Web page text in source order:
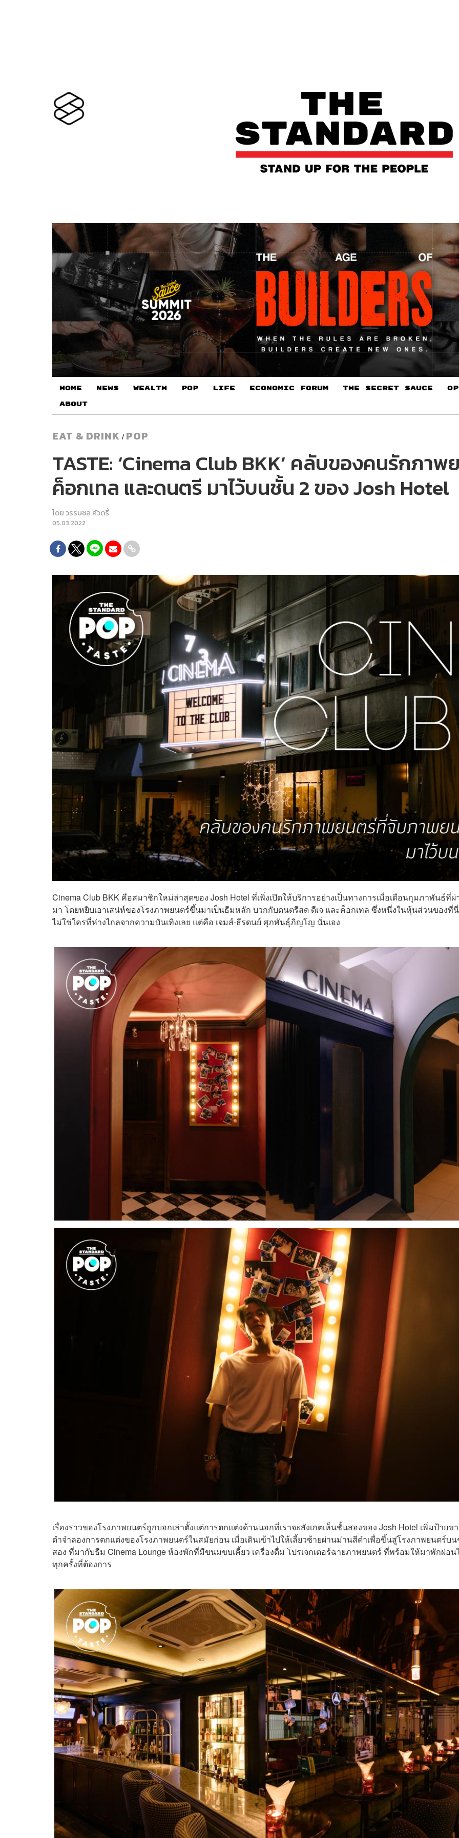
HOME NEWS WEALTH POP LIFE ECONOMIC FORUM THE SECRET SAUCE​
ABOUT
EAT & DRINK / POP
TASTE: ‘Cinema Club BKK’ คลับของคนรักภ
ค็อกเทล และดนตรี มาไว้บนชั้น 2 ของ Josh Hotel
โดยวรรษชล คัวดรี้
05.03.2022
Cinema Club BKK คือสมาชิกใหม่ล่าสุดของ Josh Hotel ที่เพิ่งเปิดให้บริการอย่างเป็นทางการเมื่อเดือนกุมภาพันธ์ที่ผ่
มา โดยหยิบเอาเสน่ห์ของโรงภาพยนตร์ขึ้นมาเป็นธีมหลัก บวกกับดนตรีสด ดีเจ และค็อกเทล ซึ่งหนึ่งในหุ้นส่วนของที่นี่
ไม่ใช่ใครที่ห่างไกลจากความบันเทิงเลย แต่คือ เจมส์-ธีรดนย์ ศุภพันธุ์ภิญโญ นั่นเอง
เรื่องราวของโรงภาพยนตร์ถูกบอกเล่าตั้งแต่การตกแต่งด้านนอกที่เราจะสังเกตเห็นชั้นสองของ Josh Hotel เพิ่มป้ายข
ดำจำลองการตกแต่งของโรงภาพยนตร์ในสมัยก่อน เมื่อเดินเข้าไปให้เลี้ยวซ้ายผ่านม่านสีดำเพื่อขึ้นสู่โรงภาพยนตร์บ
สอง ที่มากับธีม Cinema Lounge ห้องพักที่มีขนมขบเคี้ยว เครื่องดื่ม โปรเจกเตอร์ฉายภาพยนตร์ ที่พร้อมให้มาพักผ่อน
ทุกครั้งที่ต้องการ